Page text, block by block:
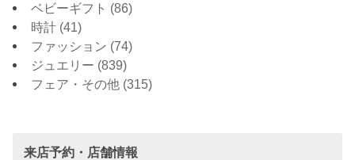
ベビーギフト (86)
時計 (41)
ファッション (74)
ジュエリー (839)
フェア・その他 (315)
来店予約・店舗情報